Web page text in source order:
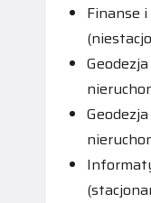
Finanse